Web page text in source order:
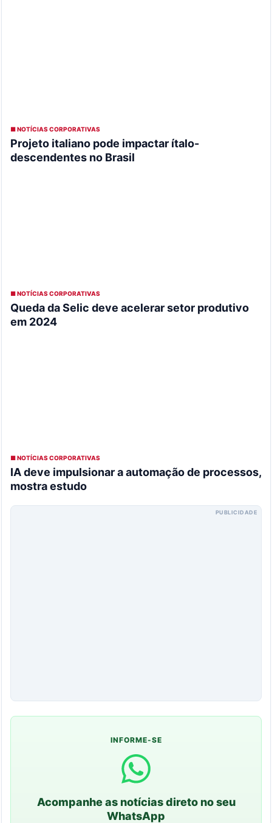
■ NOTÍCIAS CORPORATIVAS
Projeto italiano pode impactar ítalo-
descendentes no Brasil
■ NOTÍCIAS CORPORATIVAS
Queda da Selic deve acelerar setor produtivo
em 2024
■ NOTÍCIAS CORPORATIVAS
IA deve impulsionar a automação de processos,
mostra estudo
PUBLICIDADE
INFORME-SE
Acompanhe as notícias direto no seu
WhatsApp